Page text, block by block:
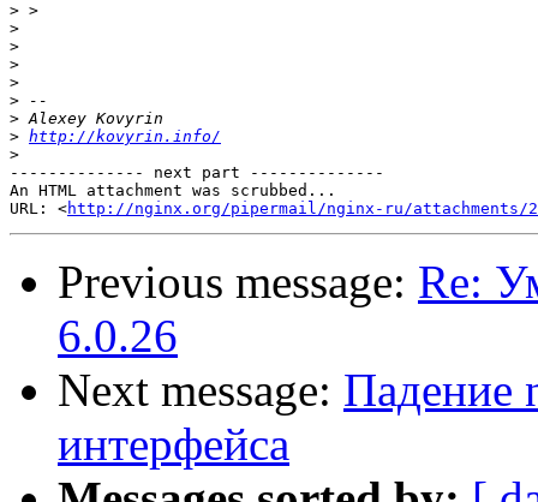
>
>
>
>
>
>
>
> http://kovyrin.info/
>
-------------- next part --------------
An HTML attachment was scrubbed...
URL: <http://nginx.org/pipermail/nginx-ru/attachments/
Previous message: Re:
6.0.26
Next message: Падение
интерфейса